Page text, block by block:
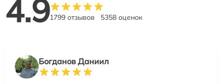
4.91799 отзывов 5358 оценок
Богданов Даниил